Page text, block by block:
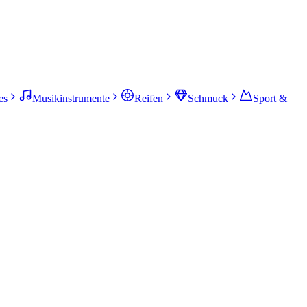
Musikinstrumente Reifen Schmuck Sport &